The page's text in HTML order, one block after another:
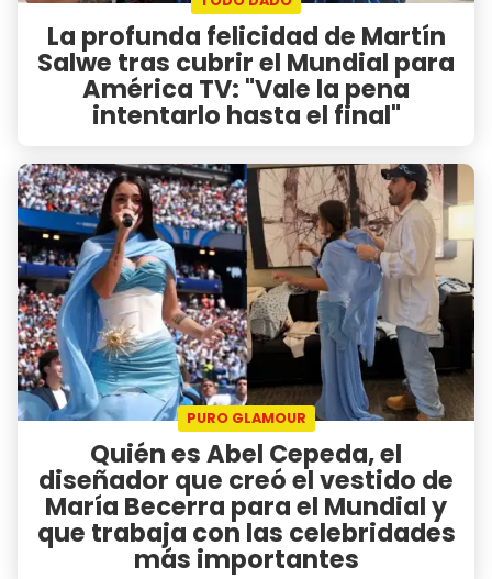
La profunda felicidad de Martín
Salwe tras cubrir el Mundial para
América TV: "Vale la pena
intentarlo hasta el final"
PURO GLAMOUR
Quién es Abel Cepeda, el
diseñador que creó el vestido de
María Becerra para el Mundial y
que trabaja con las celebridades
más importantes